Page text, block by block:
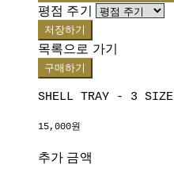
평점 주기
저장하기
목록으로 가기
구매하기
SHELL TRAY - 3 SIZE
15,000원
추가 금액